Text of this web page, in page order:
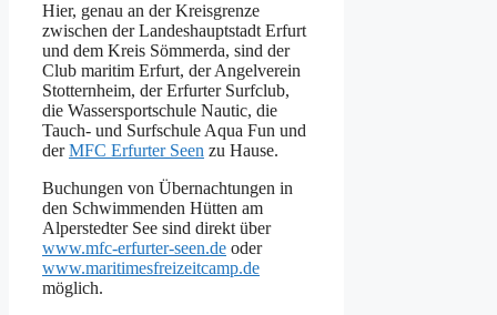
Hier, genau an der Kreisgrenze
zwischen der Landeshauptstadt Erfurt
und dem Kreis Sömmerda, sind der
Club maritim Erfurt, der Angelverein
Stotternheim, der Erfurter Surfclub,
die Wassersportschule Nautic, die
Tauch- und Surfschule Aqua Fun und
derMFC Erfurter Seen zu Hause.
Buchungen von Übernachtungen in
den Schwimmenden Hütten am
Alperstedter See sind direkt über
www.mfc-erfurter-seen.de oder
www.maritimesfreizeitcamp.de
möglich.